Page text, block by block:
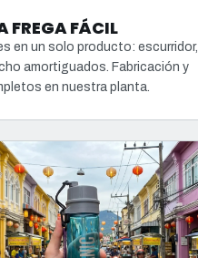
FREGA FÁCIL
en un solo producto: escurridor,
amortiguados. Fabricación y
en nuestra planta.